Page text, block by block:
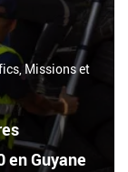
en Guyane
Missions et